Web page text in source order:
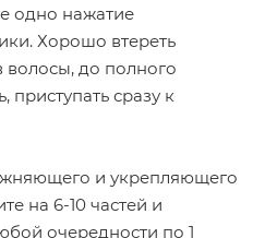
одно нажатие
Хорошо втереть
волосы, до полного
сразу к
и укрепляющего
на 6-10 частей и
очередности по 1